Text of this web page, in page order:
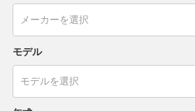
モデル